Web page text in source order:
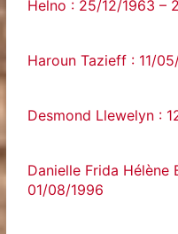
Helno : 25/12/1963 –
Haroun Tazieff : 11/
Desmond Llewelyn :
Danielle Frida Hélène
01/08/1996